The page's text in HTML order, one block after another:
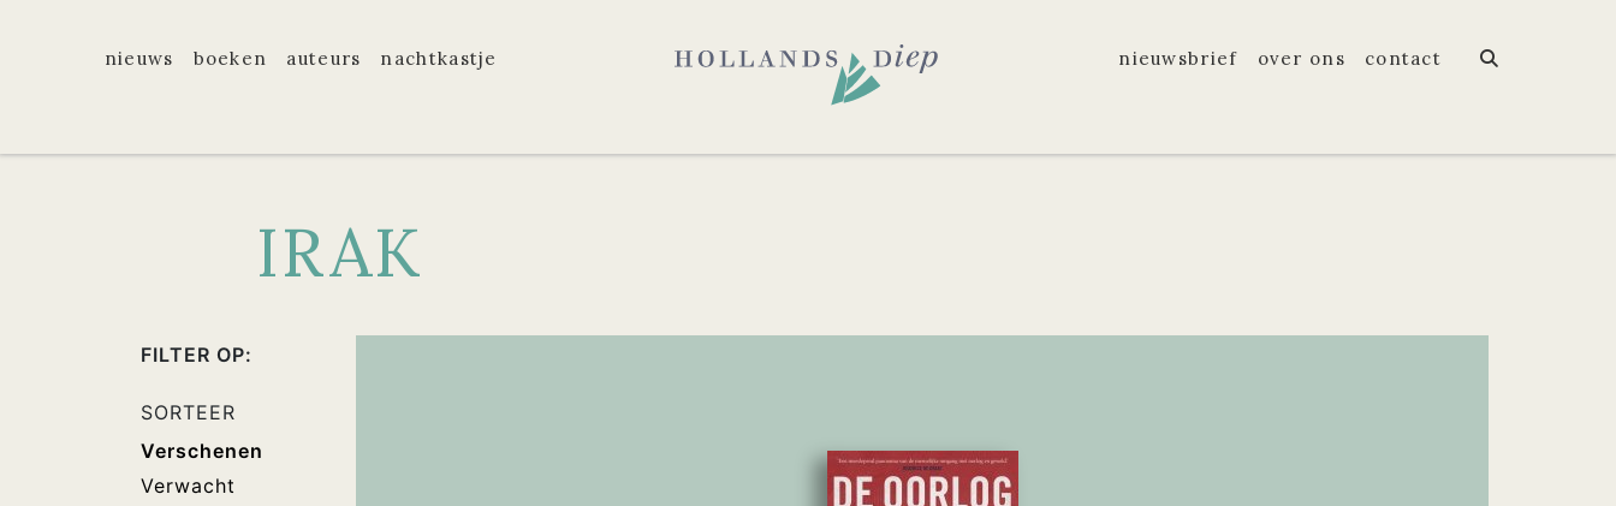
nieuws boeken auteurs nachtkastje nieuwsbrief over ons contact
IRAK
FILTER OP:
SORTEER
Verschenen
Verwacht